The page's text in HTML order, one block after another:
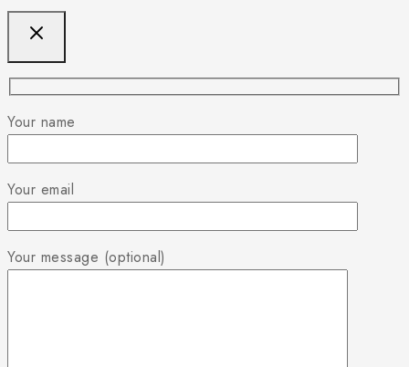
Your name
Your email
Your message (optional)